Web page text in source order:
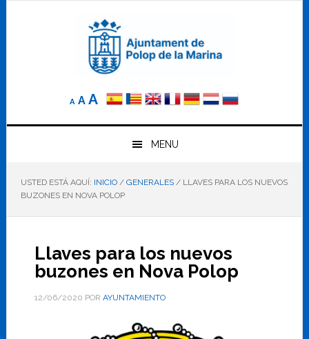
A
Reducir
elA Tamaño
AAumentar
el
tamaño
letra
MENU
USTED ESTÁ AQUÍ: INICIO / GENERALES /LLAVES PARA LOS NUEVOS
BUZONES EN NOVA POLOP
Llaves para los nuevos
buzones en Nova Polop
12/06/2020 POR AYUNTAMIENTO